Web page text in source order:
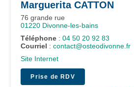
Marguerita CATTON
76 grande rue
01220 Divonne-les-bains
Téléphone : 04 50 20 92 83
Courriel : contact@osteodivonne.fr
Site Internet
Prise de RDV